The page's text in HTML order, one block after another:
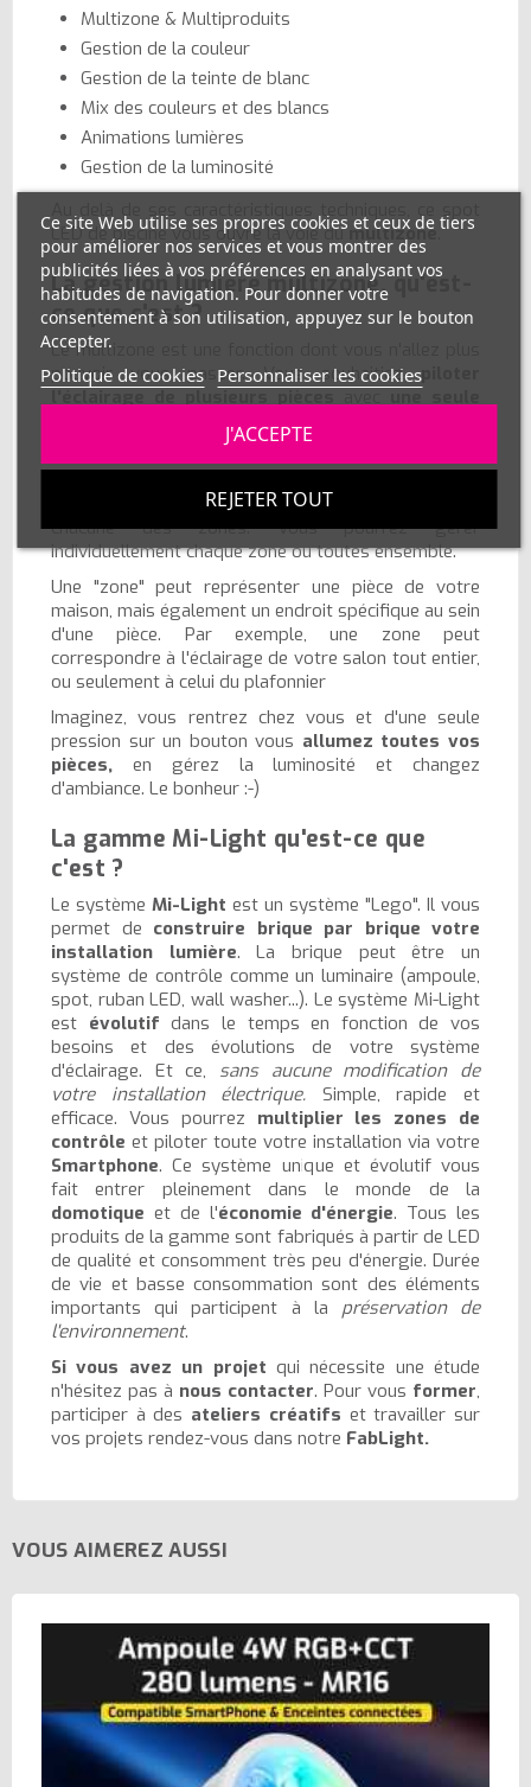
Multizone & Multiproduits
Gestion de la couleur
Gestion de la teinte de blanc
Mix des couleurs et des blancs
Animations lumières
Gestion de la luminosité
LED de piscine vous ouvre la voie du multizone
La gestion lumière multizone, qu'est-
ce que c'est ?
Le multizone est une fonction dont vous n'allez plus
pouvoir vous passer. Vous souhaitiezpiloter
allez pouvoir associer une ou plusieurs ampoules sur
chacune des zones. Vous pourrez gérer
individuellement chaque zone ou toutes ensemble.
Une "zone" peut représenter une pièce de votre
maison, mais également un endroit spécifique au sein
d'une pièce. Par exemple, une zone peut
correspondre à l'éclairage de votre salon tout entier,
ou seulement à celui du plafonnier
Imaginez, vous rentrez chez vous et d'une seule
pression sur un bouton vous allumez toutes vos
pièces, en gérez la luminosité et changez
d'ambiance. Le bonheur :-)
La gamme Mi-Light qu'est-ce que
c'est ?
Le système Mi-Light est un système "Lego". Il vous
permet de construire brique par brique votre
installation lumière. La brique peut être un
système de contrôle comme un luminaire (ampoule,
spot, ruban LED, wall washer...). Le système Mi-Light
est évolutifdans le temps en fonction de vos
besoins et des évolutions de votre système
d'éclairage. Et ce, sans aucune modification de
votre installation électrique. Simple, rapide et
efficace. Vous pourrez multiplier les zones de
contrôle et piloter toute votre installation via votre
Smartphone. Ce système unique et évolutif vous
fait entrer pleinement dans le monde de la
domotique et de l'économie d'énergie. Tous les
produits de la gamme sont fabriqués à partir de LED
de qualité et consomment très peu d'énergie. Durée
de vie et basse consommation sont des éléments
importants qui participent à la préservation de
l'environnement.
Si vous avez un projet qui nécessite une étude
n'hésitez pas à nous contacter. Pour vous former,
participer à des ateliers créatifs et travailler sur
vos projets rendez-vous dans notre FabLight.
VOUS AIMEREZ AUSSI
Ce site Web utilise ses propres cookies et ceux de tiers
pour améliorer nos services et vous montrer des
publicités liées à vos préférences en analysant vos
habitudes de navigation. Pour donner votre
consentement à son utilisation, appuyez sur le bouton
Accepter.
Politique de cookies Personnaliser les cookies
REJETER TOUT
J'ACCEPTE